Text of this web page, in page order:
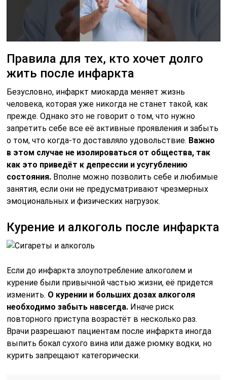
Правила для тех, кто хочет долго
жить после инфаркта
Безусловно, инфаркт миокарда меняет жизнь
человека, которая уже никогда не станет такой, как
прежде. Однако это не говорит о том, что нужно
запретить себе все её активные проявления и забыть
о том, что когда-то доставляло удовольствие. Важно
в этом случае не изолироваться от общества, так
как это приведёт к депрессии и усугублению
состояния. Вполне можно позволить себе и любимые
занятия, если они не предусматривают чрезмерных
эмоциональных и физических нагрузок.
Курение и алкоголь после инфаркта
Если до инфаркта злоупотребление алкоголем и
курение были привычной частью жизни, её придется
изменить. О курении и больших дозах алкоголя
необходимо забыть навсегда. Иначе риск
повторного приступа возрастёт в несколько раз.
Врачи разрешают пациентам после инфаркта иногда
выпить бокал сухого вина или даже рюмку водки, но
курить запрещают категорически.